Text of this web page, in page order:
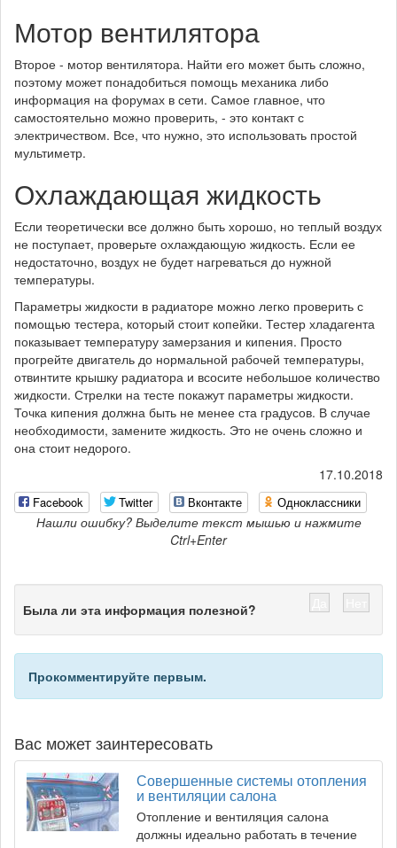
Мотор вентилятора
Второе - мотор вентилятора. Найти его может быть сложно,
поэтому может понадобиться помощь механика либо
информация на форумах в сети. Самое главное, что
самостоятельно можно проверить, - это контакт с
электричеством. Все, что нужно, это использовать простой
мультиметр.
Охлаждающая жидкость
Если теоретически все должно быть хорошо, но теплый воздух
не поступает, проверьте охлаждающую жидкость. Если ее
недостаточно, воздух не будет нагреваться до нужной
температуры.
Параметры жидкости в радиаторе можно легко проверить с
помощью тестера, который стоит копейки. Тестер хладагента
показывает температуру замерзания и кипения. Просто
прогрейте двигатель до нормальной рабочей температуры,
отвинтите крышку радиатора и всосите небольшое количество
жидкости. Стрелки на тесте покажут параметры жидкости.
Точка кипения должна быть не менее ста градусов. В случае
необходимости, замените жидкость. Это не очень сложно и
она стоит недорого.
17.10.2018
Facebook Twitter Вконтакте Одноклассники
Нашли ошибку? Выделите текст мышью и нажмите
Ctrl+Enter
Была ли эта информация полезной?
Прокомментируйте первым.
Вас может заинтересовать
Совершенные системы отопления
и вентиляции салона
Отопление и вентиляция салона
должны идеально работать в течение